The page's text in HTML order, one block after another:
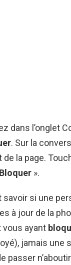
dans l’onglet
. Sur la
la page.
Bloquer ».
savoir si une
à jour de la
vous ayant
jamais une
passer